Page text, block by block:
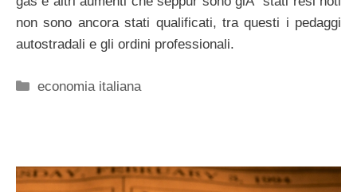
non sono ancora stati qualificati, tra questi i pedaggi
autostradali e gli ordini professionali.
Categorie
economia italiana